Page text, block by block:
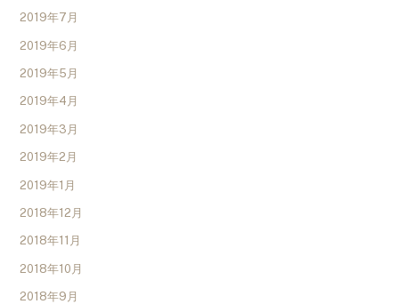
2019年7月
2019年6月
2019年5月
2019年4月
2019年3月
2019年2月
2019年1月
2018年12月
2018年11月
2018年10月
2018年9月